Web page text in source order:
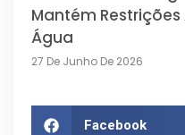
Mantém
Água
27 De Junho De 2026
Facebook